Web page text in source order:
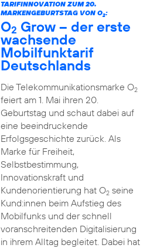
TARIFINNOVATION ZUM 20.
MARKENGEBURTSTAG VON O2:
O2 Grow – der erste
wachsende
Mobilfunktarif
Deutschlands
Die Telekommunikationsmarke O2
feiert am 1. Mai ihren 20.
Geburtstag und schaut dabei auf
eine beeindruckende
Erfolgsgeschichte zurück. Als
Marke für Freiheit,
Selbstbestimmung,
Innovationskraft und
Kundenorientierung hat O2seine
Kund:innen beim Aufstieg des
Mobilfunks und der schnell
voranschreitenden Digitalisierung
in ihrem Alltag begleitet. Dabei hat